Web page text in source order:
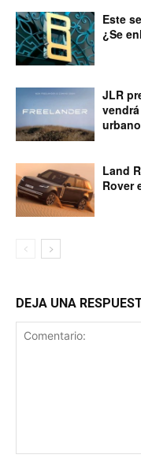
Este
¿Se
JLR
urbano
Land
Rover
DEJA UNA